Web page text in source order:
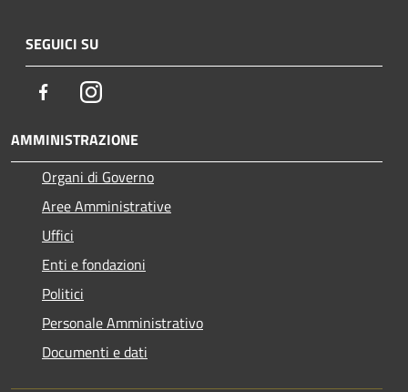
SEGUICI SU
FacebookInstagram
AMMINISTRAZIONE
Organi di Governo
Aree Amministrative
Uffici
Enti e fondazioni
Politici
Personale Amministrativo
Documenti e dati